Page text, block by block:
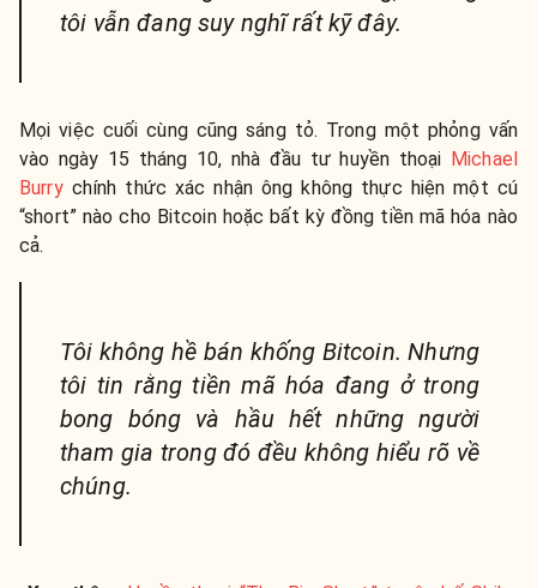
tôi vẫn đang suy nghĩ rất kỹ đây.
Mọi việc cuối cùng cũng sáng tỏ. Trong một phỏng vấn
vào ngày 15 tháng 10, nhà đầu tư huyền thoại Michael
Burrychính thức xác nhận ông không thực hiện một cú
“short” nào cho Bitcoin hoặc bất kỳ đồng tiền mã hóa nào
cả.
Tôi không hề bán khống Bitcoin. Nhưng
tôi tin rằng tiền mã hóa đang ở trong
bong bóng và hầu hết những người
tham gia trong đó đều không hiểu rõ về
chúng.